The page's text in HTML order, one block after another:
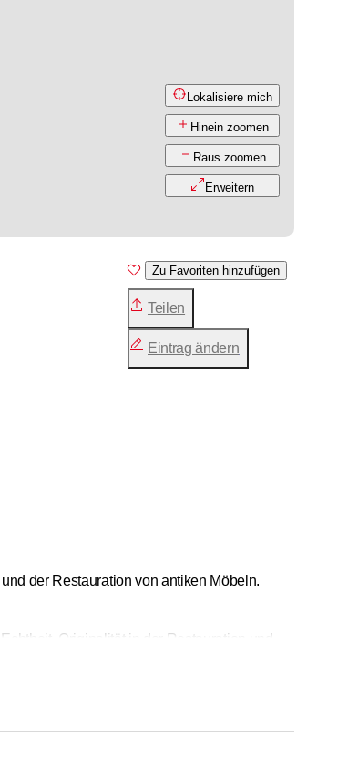
Lokalisiere mich
Hinein zoomen
Raus zoomen
Erweitern
Zu Favoriten hinzufügen
Teilen
Eintrag ändern
der Restauration von antiken Möbeln.
Originalität in der Restauration und
Stück, welches Sie sich wünschen.